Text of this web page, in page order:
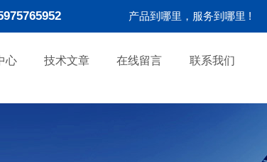
产品到哪里，服务到哪里 !
心 技术文章 在线留言 联系我们